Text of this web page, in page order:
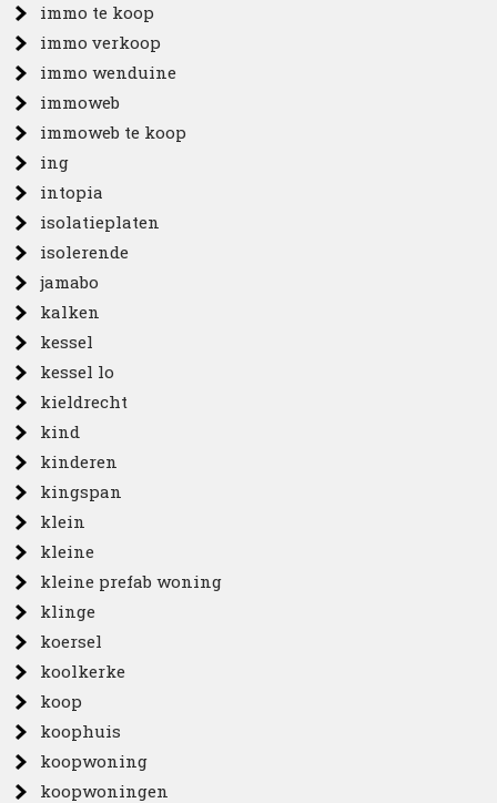
immo te koop
immo verkoop
immo wenduine
immoweb
immoweb te koop
ing
intopia
isolatieplaten
isolerende
jamabo
kalken
kessel
kessel lo
kieldrecht
kind
kinderen
kingspan
klein
kleine
kleine prefab woning
klinge
koersel
koolkerke
koop
koophuis
koopwoning
koopwoningen